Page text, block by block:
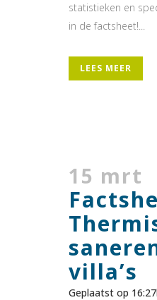
statistieken en
in de factsheet!...
LEES MEER
15 mrt
villa’s
Geplaatst op